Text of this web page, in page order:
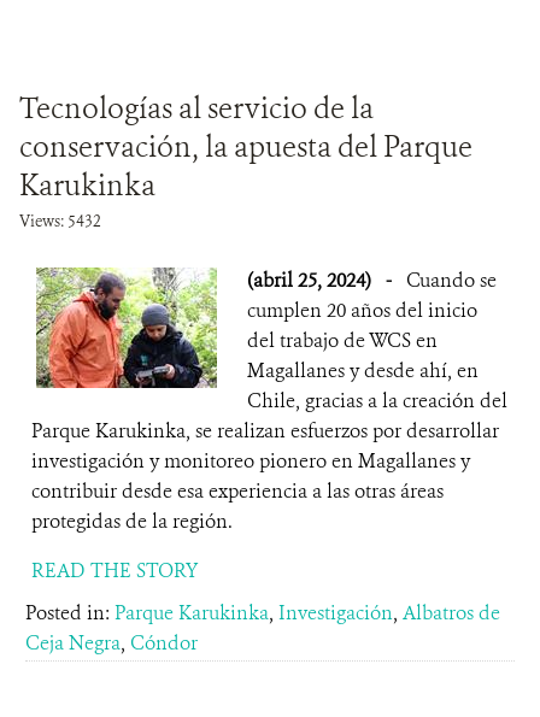
Tecnologías al servicio de la
conservación, la apuesta del Parque
Karukinka
Views: 5432
(abril 25, 2024) - Cuando se
cumplen 20 años del inicio
del trabajo de WCS en
Magallanes y desde ahí, en
Chile, gracias a la creación del
Parque Karukinka, se realizan esfuerzos por desarrollar
investigación y monitoreo pionero en Magallanes y
contribuir desde esa experiencia a las otras áreas
protegidas de la región.
READ THE STORY
Posted in: Parque Karukinka, Investigación, Albatros de
Ceja Negra, Cóndor